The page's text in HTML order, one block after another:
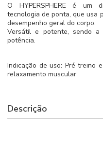
O HYPERSPHERE é um
tecnologia de ponta, que usa
desempenho geral do corpo.
Versátil e potente, sendo a
potência.
Indicação de uso: Pré treino
relaxamento muscular
Descrição